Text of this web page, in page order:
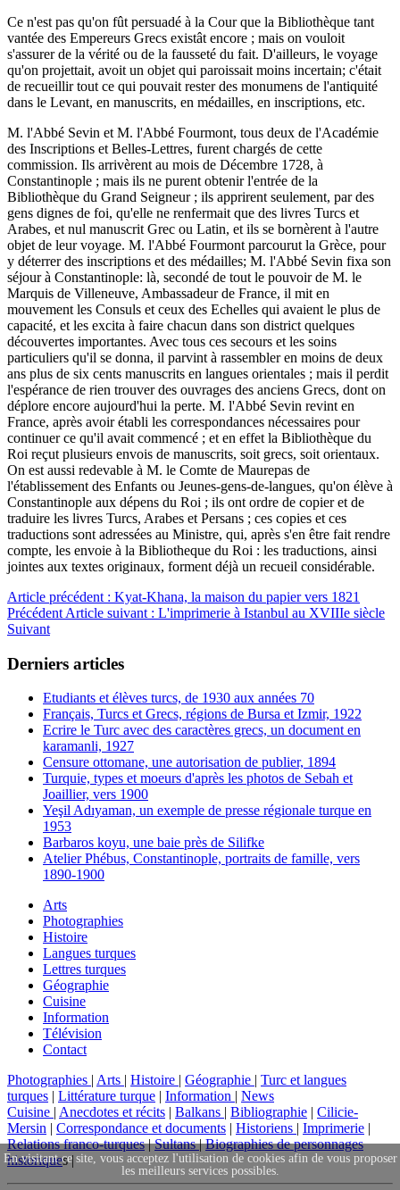
Ce n'est pas qu'on fût persuadé à la Cour que la Bibliothèque tant
vantée des Empereurs Grecs existât encore ; mais on vouloit
s'assurer de la vérité ou de la fausseté du fait. D'ailleurs, le voyage
qu'on projettait, avoit un objet qui paroissait moins incertain; c'était
de recueillir tout ce qui pouvait rester des monumens de l'antiquité
dans le Levant, en manuscrits, en médailles, en inscriptions, etc.
M. l'Abbé Sevin et M. l'Abbé Fourmont, tous deux de l'Académie
des Inscriptions et Belles-Lettres, furent chargés de cette
commission. Ils arrivèrent au mois de Décembre 1728, à
Constantinople ; mais ils ne purent obtenir l'entrée de la
Bibliothèque du Grand Seigneur ; ils apprirent seulement, par des
gens dignes de foi, qu'elle ne renfermait que des livres Turcs et
Arabes, et nul manuscrit Grec ou Latin, et ils se bornèrent à l'autre
objet de leur voyage. M. l'Abbé Fourmont parcourut la Grèce, pour
y déterrer des inscriptions et des médailles; M. l'Abbé Sevin fixa son
séjour à Constantinople: là, secondé de tout le pouvoir de M. le
Marquis de Villeneuve, Ambassadeur de France, il mit en
mouvement les Consuls et ceux des Echelles qui avaient le plus de
capacité, et les excita à faire chacun dans son district quelques
découvertes importantes. Avec tous ces secours et les soins
particuliers qu'il se donna, il parvint à rassembler en moins de deux
ans plus de six cents manuscrits en langues orientales ; mais il perdit
l'espérance de rien trouver des ouvrages des anciens Grecs, dont on
déplore encore aujourd'hui la perte. M. l'Abbé Sevin revint en
France, après avoir établi les correspondances nécessaires pour
continuer ce qu'il avait commencé ; et en effet la Bibliothèque du
Roi reçut plusieurs envois de manuscrits, soit grecs, soit orientaux.
On est aussi redevable à M. le Comte de Maurepas de
l'établissement des Enfants ou Jeunes-gens-de-langues, qu'on élève à
Constantinople aux dépens du Roi ; ils ont ordre de copier et de
traduire les livres Turcs, Arabes et Persans ; ces copies et ces
traductions sont adressées au Ministre, qui, après s'en être fait rendre
compte, les envoie à la Bibliotheque du Roi : les traductions, ainsi
jointes aux textes originaux, forment déjà un recueil considérable.
Article précédent : Kyat-Khana, la maison du papier vers 1821
Précédent Article suivant : L'imprimerie à Istanbul au XVIIIe siècle
Suivant
Derniers articles
Etudiants et élèves turcs, de 1930 aux années 70
Français, Turcs et Grecs, régions de Bursa et Izmir, 1922
Ecrire le Turc avec des caractères grecs, un document en
karamanli, 1927
Censure ottomane, une autorisation de publier, 1894
Turquie, types et moeurs d'après les photos de Sebah et
Joaillier, vers 1900
Yeşil Adıyaman, un exemple de presse régionale turque en
1953
Barbaros koyu, une baie près de Silifke
Atelier Phébus, Constantinople, portraits de famille, vers
1890-1900
Arts
Photographies
Histoire
Langues turques
Lettres turques
Géographie
Cuisine
Information
Télévision
Contact
Photographies | Arts | Histoire | Géographie | Turc et langues
turques | Littérature turque | Information | News
Cuisine | Anecdotes et récits | Balkans | Bibliographie | Cilicie-
Mersin | Correspondance et documents | Historiens | Imprimerie |
Relations franco-turques|Sultans|Biographies de personnages
historiques |
En visitant ce site, vous acceptez l'utilisation de cookies afin de vous proposer
les meilleurs services possibles.